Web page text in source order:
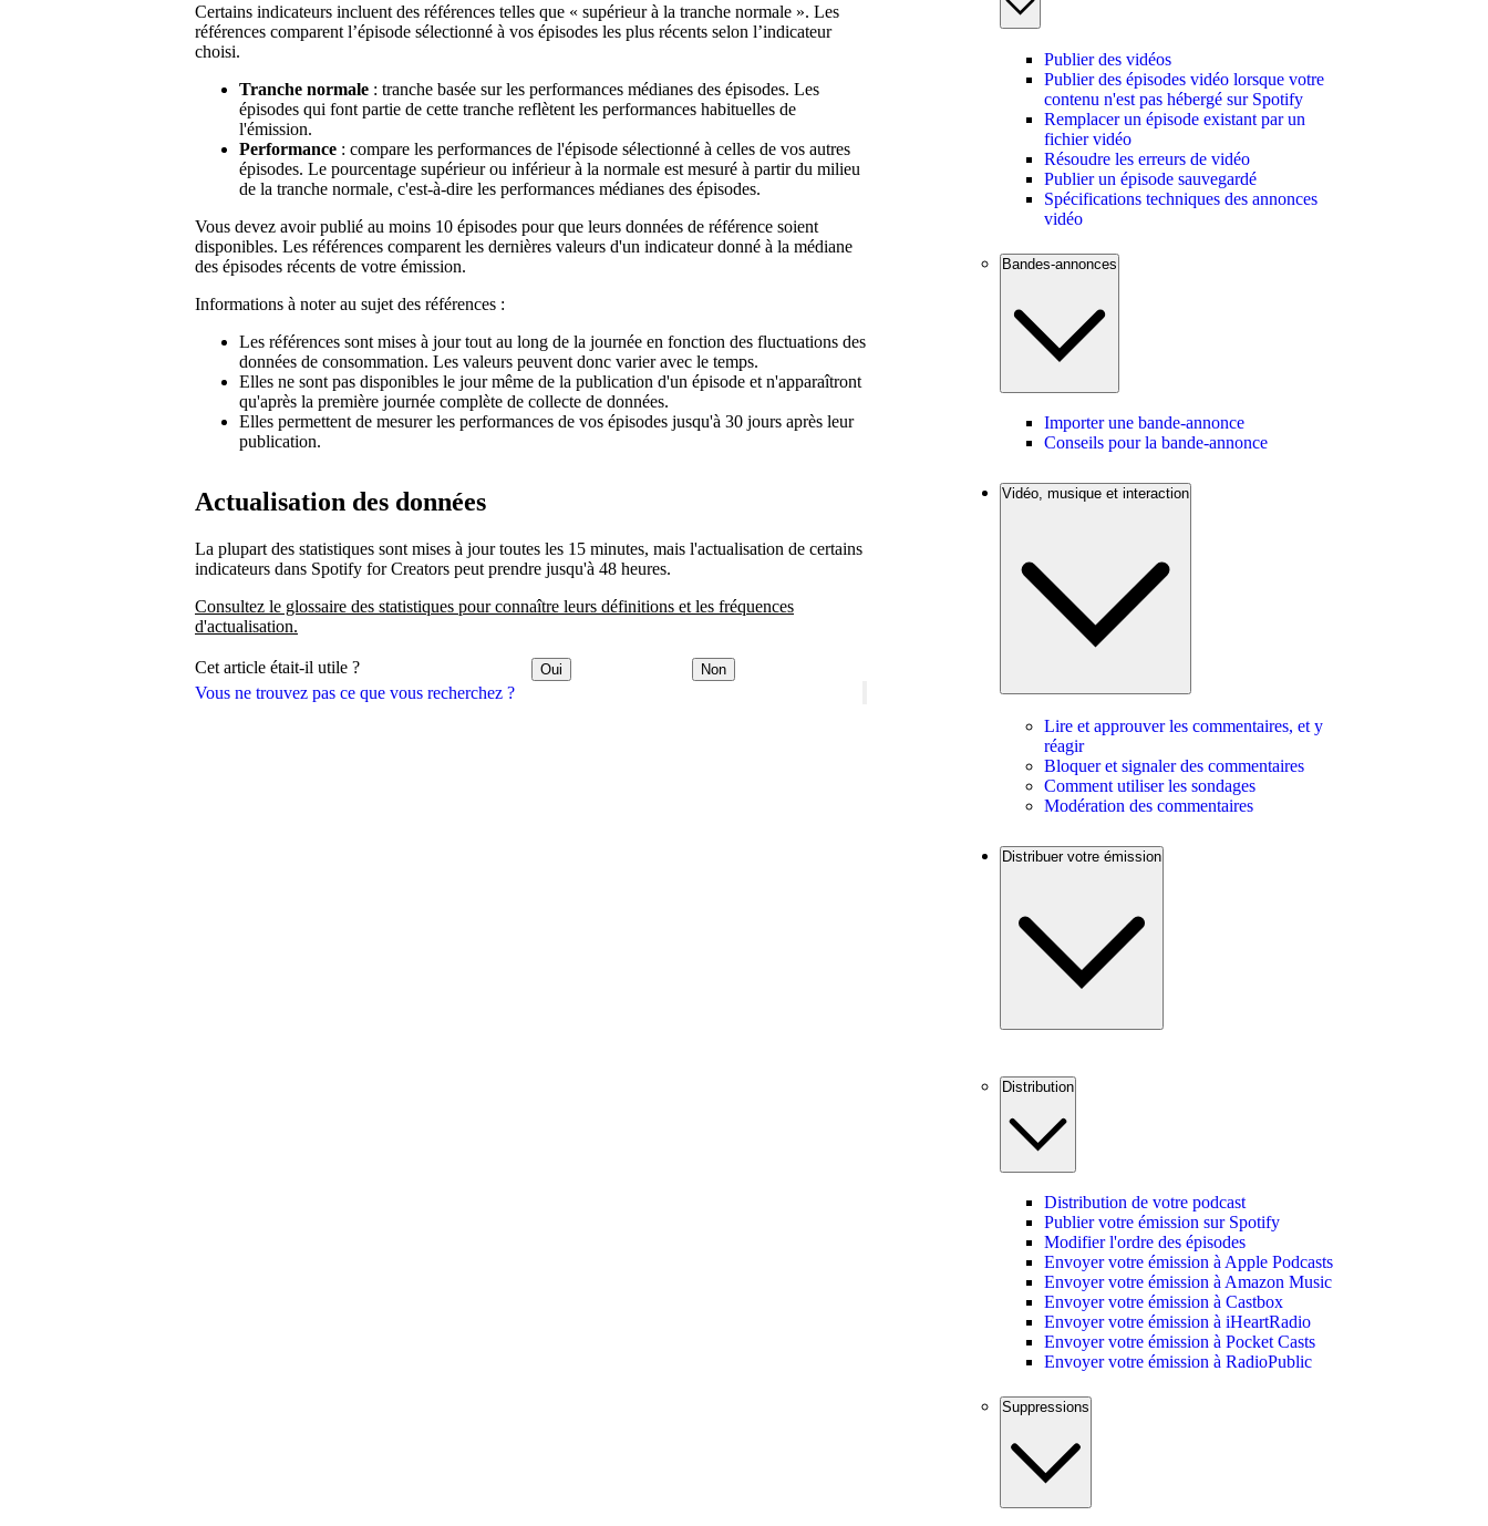
Vous ne trouvez pas ce que vous recherchez ?
Certains indicateurs incluent des références telles que « supérieur à la tranche normale ». Les
références comparent l’épisode sélectionné à vos épisodes les plus récents selon l’indicateur
choisi.
Tranche normale : tranche basée sur les performances médianes des épisodes. Les
épisodes qui font partie de cette tranche reflètent les performances habituelles de
l'émission.
Performance : compare les performances de l'épisode sélectionné à celles de vos autres
épisodes. Le pourcentage supérieur ou inférieur à la normale est mesuré à partir du milieu
de la tranche normale, c'est-à-dire les performances médianes des épisodes.
Vous devez avoir publié au moins 10 épisodes pour que leurs données de référence soient
disponibles. Les références comparent les dernières valeurs d'un indicateur donné à la médiane
des épisodes récents de votre émission.
Informations à noter au sujet des références :
Les références sont mises à jour tout au long de la journée en fonction des fluctuations des
données de consommation. Les valeurs peuvent donc varier avec le temps.
Elles ne sont pas disponibles le jour même de la publication d'un épisode et n'apparaîtront
qu'après la première journée complète de collecte de données.
Elles permettent de mesurer les performances de vos épisodes jusqu'à 30 jours après leur
publication.
Actualisation des données
La plupart des statistiques sont mises à jour toutes les 15 minutes, mais l'actualisation de certains
indicateurs dans Spotify for Creators peut prendre jusqu'à 48 heures.
Consultez le glossaire des statistiques pour connaître leurs définitions et les fréquences
d'actualisation.
Cet article était-il utile ? Oui Non
Publier des vidéos
Publier des épisodes vidéo lorsque votre
contenu n'est pas hébergé sur Spotify
Remplacer un épisode existant par un
fichier vidéo
Résoudre les erreurs de vidéo
Publier un épisode sauvegardé
Spécifications techniques des annonces
vidéo
Bandes-annonces
Importer une bande-annonce
Conseils pour la bande-annonce
Vidéo, musique et interaction
Lire et approuver les commentaires, et y
réagir
Bloquer et signaler des commentaires
Comment utiliser les sondages
Modération des commentaires
Distribuer votre émission
Distribution
Distribution de votre podcast
Publier votre émission sur Spotify
Modifier l'ordre des épisodes
Envoyer votre émission à Apple Podcasts
Envoyer votre émission à Amazon Music
Envoyer votre émission à Castbox
Envoyer votre émission à iHeartRadio
Envoyer votre émission à Pocket Casts
Envoyer votre émission à RadioPublic
Suppressions